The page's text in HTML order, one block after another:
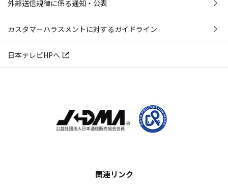
外部送信規律に係る通知・公表
カスタマーハラスメントに対するガイドライン
日本テレビHPへ
関連リンク